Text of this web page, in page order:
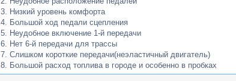
3. Низкий уровень комфорта
4. Большой ход педали сцепления
5. Неудобное включение 1-й передачи
6. Нет 6-й передачи для трассы
7. Слишком короткие передачи(неэластичный двигатель)
8. Большой расход топлива в городе и особенно в пробках